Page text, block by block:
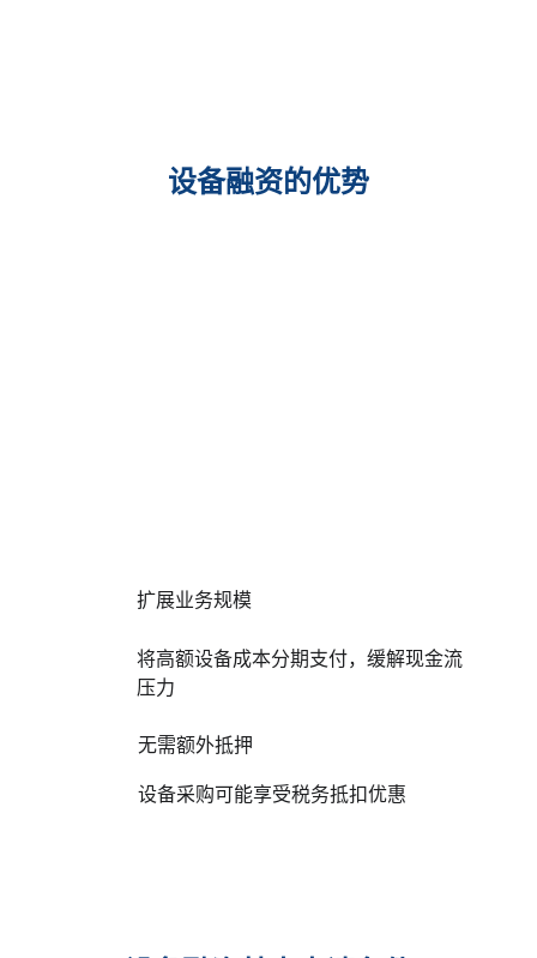
设备融资的优势
扩展业务规模
将高额设备成本分期支付，缓解现金流
压力
无需额外抵押
设备采购可能享受税务抵扣优惠